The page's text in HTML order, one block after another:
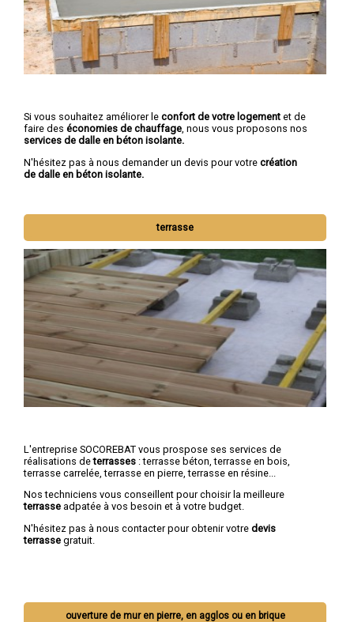
Si vous souhaitez améliorer le confort de votre logement et de
faire des économies de chauffage, nous vous proposons nos
services de dalle en béton isolante.
N'hésitez pas à nous demander un devis pour votre création
de dalle en béton isolante.
terrasse
L'entreprise SOCOREBAT vous prospose ses services de
réalisations deterrasses : terrasse béton, terrasse en bois,
terrasse carrelée, terrasse en pierre, terrasse en résine...
Nos techniciens vous conseillent pour choisir la meilleure
terrasse adpatée à vos besoin et à votre budget.
N'hésitez pas à nous contacter pour obtenir votre devis
terrasse gratuit.
ouverture de mur en pierre, en agglos ou en brique